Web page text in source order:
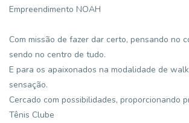
Empreendimento NOAH
Com missão de fazer dar certo, pensando no
sendo no centro de tudo.
E para os apaixonados na modalidade de
sensação.
Cercado com possibilidades, proporcionando
Tênis Clube